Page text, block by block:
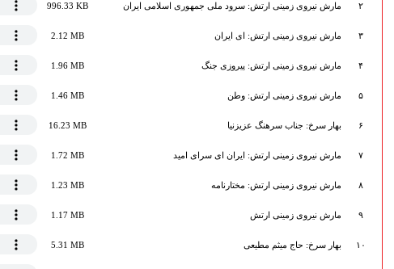
۲ مارش نیروی زمینی ارتش: سرود ملی جمهوری اسلامی ایران 996.33 KB
۳ مارش نیروی زمینی ارتش: ای ایران 2.12 MB
۴ مارش نیروی زمینی ارتش: پیروزی جنگ 1.96 MB
۵ مارش نیروی زمینی ارتش: وطن 1.46 MB
۶ بهار سرخ: جناب سرهنگ عزیزنیا 16.23 MB
۷ مارش نیروی زمینی ارتش: ایران ای سرای امید 1.72 MB
۸ مارش نیروی زمینی ارتش: مختارنامه 1.23 MB
۹ مارش نیروی زمینی ارتش 1.17 MB
۱۰ بهار سرخ: حاج میثم مطیعی 5.31 MB